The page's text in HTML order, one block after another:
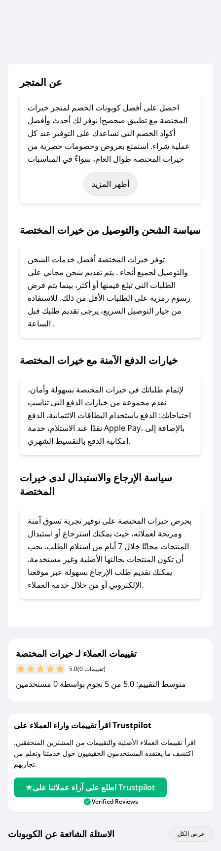
عن المتجر
احصل على أفضل كوبونات الخصم لمتجر خيرات
المختصة مع تطبيق صحصح! نوفر لك أحدث وأفضل
أكواد الخصم التي تساعدك على التوفير عند كل
عملية شراء. استمتع بعروض وخصومات حصرية من
خيرات المختصة طوال العام، سواءً في المناسبات
مثل عيد الفطر، عيد الأضحى، الجمعة البيضاء (شهر
نوفمبر)، رمضان، اليوم الوطني، يوم التأسيس، أو
حتى عروض خاصة أخرى.
المختصة؟
كود خصم خيرات المختصة. وفي حال عدم توفر
الكوبون، تواصل معنا عبر تويتر أو البريد الإلكتروني
لإضافته بسرعة.
### كيفية استخدام كود خصم خيرات المختصة؟
1. انسخ كود الخصم من تطبيق صحصح.
2. الصقه في خانة الدفع عند التسوق من خيرات
لا تقلق! يمكنك التواصل مع فريق دعم صحصح عبر
الرسائل الخاصة على تويتر أو البريد الإلكتروني،
وسنقوم بحل المشكلة في أسرع وقت ممكن.
### ماذا أفعل إذا لم أجد كود خصم لمتجري
المفضل؟
مراسلتنا مباشرة وسنعمل على توفير الكوبونات في
أسرع وقت ممكن.
### كيف تحصل على كوبونات خصم حصرية من
خيرات المختصة؟
للحصول على كوبونات وخصومات حصرية، قم بما
يلي:
- اضغط على أيقونة متابعة لمتجر خيرات المختصة
في تطبيق صحصح.
مع صحصح، تسوق بذكاء ووفّر على كل مشترياتك مع
أظهر المزيد
سياسة الشحن والتوصيل من خيرات المختصة
توفر خيرات المختصة أفضل خدمات الشحن
والتوصيل لجميع أنحاء . يتم تقديم شحن مجاني على
الطلبات التي تبلغ قيمتها أو أكثر، بينما يتم فرض
رسوم رمزية على الطلبات الأقل من ذلك. للاستفادة
من خيار التوصيل السريع، يرجى تقديم طلبك قبل
الساعة .
خيارات الدفع الآمنة مع خيرات المختصة
لإتمام طلباتك في خيرات المختصة بسهولة وأمان،
نقدم مجموعة من خيارات الدفع التي تناسب
احتياجاتك: الدفع باستخدام البطاقات الائتمانية، الدفع
نقدًا عند الاستلام، خدمة Apple Pay، بالإضافة إلى
إمكانية الدفع بالتقسيط الشهري.
سياسة الإرجاع والاستبدال لدى خيرات
المختصة
يحرص خيرات المختصة على توفير تجربة تسوق آمنة
ومريحة لعملائه، حيث يمكنك استرجاع أو استبدال
المنتجات مجانًا خلال 7 أيام من استلام الطلب. يجب
أن تكون المنتجات بحالتها الأصلية وغير مستخدمة.
يمكنك تقديم طلب الإرجاع بسهولة عبر موقعنا
الإلكتروني أو من خلال خدمة العملاء.
تقييمات العملاء لـ خيرات المختصة
5.0 (0 تقييمات)
متوسط التقييم: 5.0 من 5 نجوم بواسطة 0 مستخدمين
اقرأ تقييمات واراء العملاء على Trustpilot
اقرأ تقييمات العملاء الأصلية والتقييمات من المشترين المتحققين.
اكتشف ما يعتقده المستخدمون الحقيقيون حول خدمتنا وتعلم من
تجاربهم.
اطلع على آراء عملائنا على Trustpilot
Verified Reviews
الاسئلة الشائعة عن الكوبونات عرض الكل